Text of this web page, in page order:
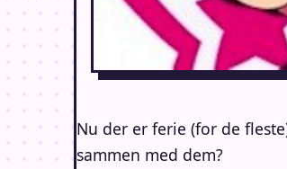
Nu der er ferie (for de
sammen med dem?